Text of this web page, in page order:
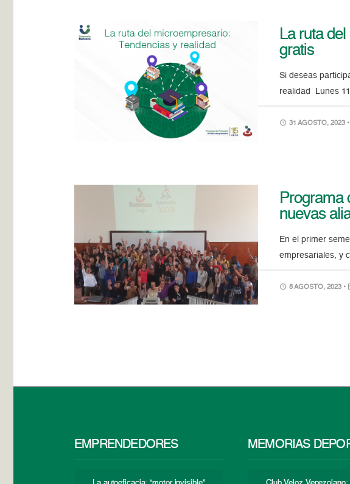
La ruta
gratis
Si deseas
realidad Lunes
31 AGOSTO, 2023 •
Programa
nuevas
En el primer
empresariales, y
8 AGOSTO, 2023 •
EMPRENDEDORES MEMORIAS